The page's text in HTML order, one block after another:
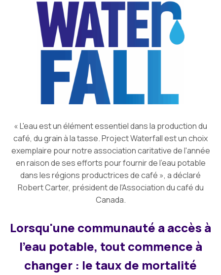
« L'eau est un élément essentiel dans la production du
café, du grain à la tasse. Project Waterfall est un choix
exemplaire pour notre association caritative de l'année
en raison de ses efforts pour fournir de l'eau potable
dans les régions productrices de café », a déclaré
Robert Carter, président de l'Association du café du
Canada.
Lorsqu'une communauté a accès à
l'eau potable, tout commence à
changer : le taux de mortalité